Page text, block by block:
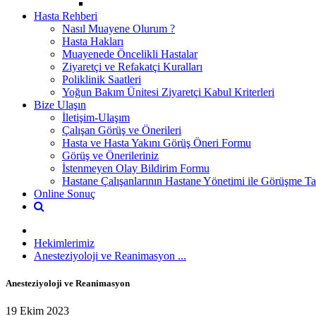
Hasta Rehberi
Nasıl Muayene Olurum ?
Hasta Hakları
Muayenede Öncelikli Hastalar
Ziyaretçi ve Refakatçi Kuralları
Poliklinik Saatleri
Yoğun Bakım Ünitesi Ziyaretçi Kabul Kriterleri
Bize Ulaşın
İletişim-Ulaşım
Çalışan Görüş ve Önerileri
Hasta ve Hasta Yakını Görüş Öneri Formu
Görüş ve Önerileriniz
İstenmeyen Olay Bildirim Formu
Hastane Çalışanlarının Hastane Yönetimi ile Görüşme
Online Sonuç
Hekimlerimiz
Anesteziyoloji ve Reanimasyon ...
Anesteziyoloji ve Reanimasyon
19 Ekim 2023